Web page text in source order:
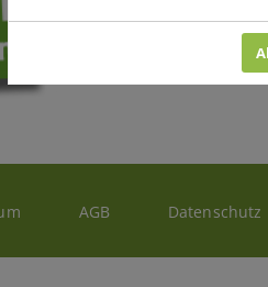
zum
AGB Datenschutz